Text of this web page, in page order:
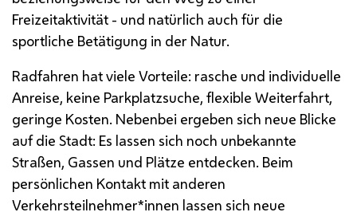
Freizeitaktivität - und natürlich auch für die
sportliche Betätigung in der Natur.
Radfahren hat viele Vorteile: rasche und individuelle
Anreise, keine Parkplatzsuche, flexible Weiterfahrt,
geringe Kosten. Nebenbei ergeben sich neue Blicke
auf die Stadt: Es lassen sich noch unbekannte
Straßen, Gassen und Plätze entdecken. Beim
persönlichen Kontakt mit anderen
Verkehrsteilnehmer*innen lassen sich neue